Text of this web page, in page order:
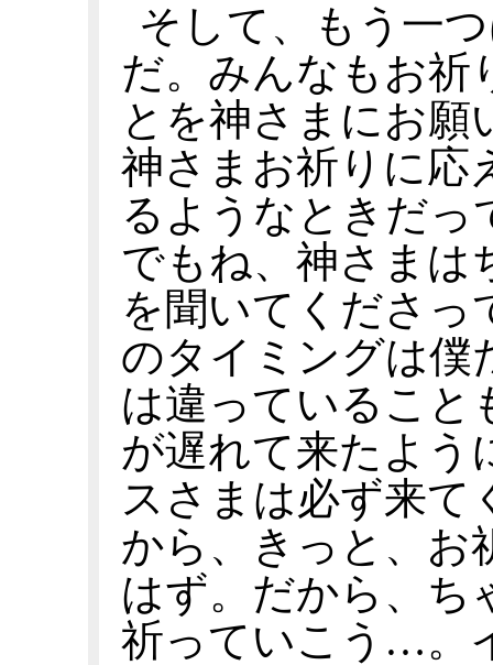
そして、もう一
だ。みんなもお祈
とを神さまにお願
神さまお祈りに応
るようなときだっ
でもね、神さまは
を聞いてくださっ
のタイミングは僕
は違っていること
が遅れて来たよう
スさまは必ず来て
から、きっと、お
はず。だから、ち
祈っていこう…。